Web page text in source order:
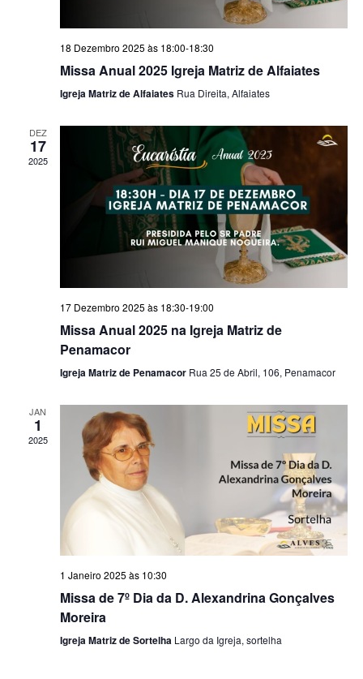
18 Dezembro 2025 às 18:00-18:30
Missa Anual 2025 Igreja Matriz de Alfaiates
Igreja Matriz de Alfaiates Rua Direita, Alfaiates
DEZ
17
2025
17 Dezembro 2025 às 18:30-19:00
Missa Anual 2025 na Igreja Matriz de
Penamacor
Igreja Matriz de Penamacor Rua 25 de Abril, 106, Penamacor
JAN
1
2025
1 Janeiro 2025 às 10:30
Missa de 7º Dia da D. Alexandrina Gonçalves
Moreira
Igreja Matriz de Sortelha Largo da Igreja, sortelha